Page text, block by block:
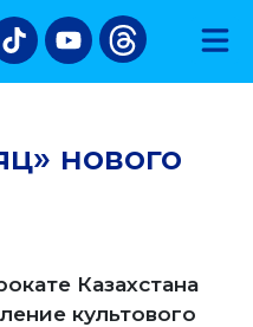
нового
Казахстана
культового